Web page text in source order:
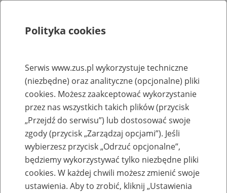
Rejestry, ewidencje i archiwa
Baza zlikwidowanych lub
przekształconych zakładów pracy
Nazwa zakładu pracy:
Polityka cookies
Serwis www.zus.pl wykorzystuje techniczne
(niezbędne) oraz analityczne (opcjonalne) pliki
cookies. Możesz zaakceptować wykorzystanie
przez nas wszystkich takich plików (przycisk
„Przejdź do serwisu”) lub dostosować swoje
zgody (przycisk „Zarządzaj opcjami”). Jeśli
wybierzesz przycisk „Odrzuć opcjonalne”,
będziemy wykorzystywać tylko niezbędne pliki
cookies. W każdej chwili możesz zmienić swoje
ustawienia. Aby to zrobić, kliknij „Ustawienia